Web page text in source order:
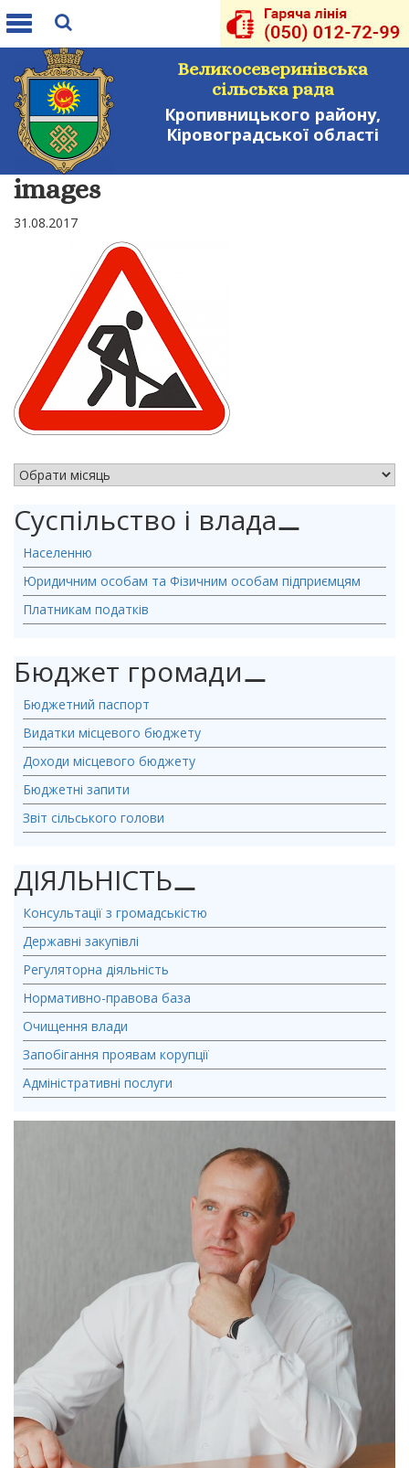
Toggle
Великосеверинівська
сільська рада
Кропивницького району,
Кіровоградської області
images
31.08.2017
Суспільство і влада⚊
Населенню
Юридичним особам та Фізичним особам підприємцям
Платникам податків
Бюджет громади⚊
Бюджетний паспорт
Видатки місцевого бюджету
Доходи місцевого бюджету
Бюджетні запити
Звіт сільського голови
ДІЯЛЬНІСТЬ⚊
Консультації з громадськістю
Державні закупівлі
Регуляторна діяльність
Нормативно-правова база
Очищення влади
Запобігання проявам корупції
Адміністративні послуги